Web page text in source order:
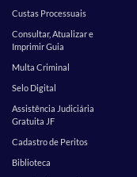
Custas Processuais
Consultar, Atualizar e
Imprimir Guia
Multa Criminal
Selo Digital
Assistência Judiciária
Gratuita JF
Cadastro de Peritos
Biblioteca